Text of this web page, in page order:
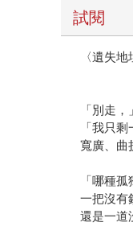
試閱
〈遺失
「別走
「我只
寬廣、曲
「哪種
一把沒有
還是一道